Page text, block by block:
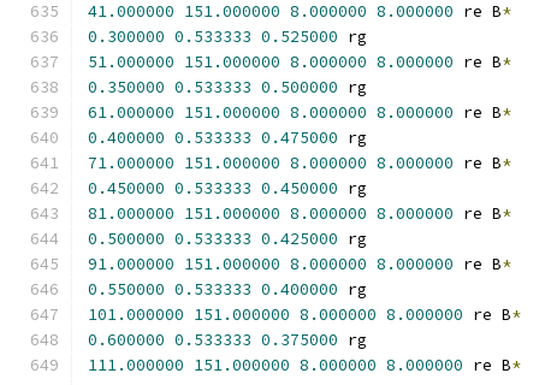
41.000000 151.000000 8.000000 8.000000 re B*
0.300000 0.533333 0.525000 rg
51.000000 151.000000 8.000000 8.000000 re B*
0.350000 0.533333 0.500000 rg
61.000000 151.000000 8.000000 8.000000 re B*
0.400000 0.533333 0.475000 rg
71.000000 151.000000 8.000000 8.000000 re B*
0.450000 0.533333 0.450000 rg
81.000000 151.000000 8.000000 8.000000 re B*
0.500000 0.533333 0.425000 rg
91.000000 151.000000 8.000000 8.000000 re B*
0.550000 0.533333 0.400000 rg
101.000000 151.000000 8.000000 8.000000 re B*
0.600000 0.533333 0.375000 rg
111.000000 151.000000 8.000000 8.000000 re B*